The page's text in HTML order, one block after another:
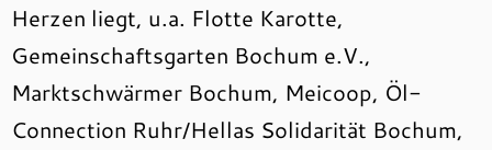
Herzen liegt, u.a. Flotte Karotte,
Gemeinschaftsgarten Bochum e.V.,
Marktschwärmer Bochum, Meicoop, Öl-
Connection Ruhr/Hellas Solidarität Bochum,